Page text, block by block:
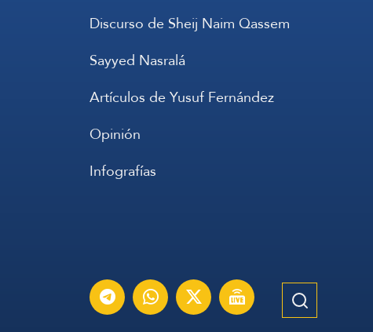
Discurso de Sheij Naim Qassem
Sayyed Nasralá
Artículos de Yusuf Fernández
Opinión
Infografías